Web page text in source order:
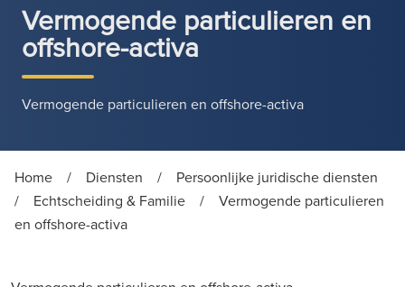
Vermogende particulieren en
offshore-activa
Vermogende particulieren en offshore-activa
Home / Diensten /
Persoonlijke juridische diensten
/
Echtscheiding & Familie /
Vermogende particulieren
en offshore-activa